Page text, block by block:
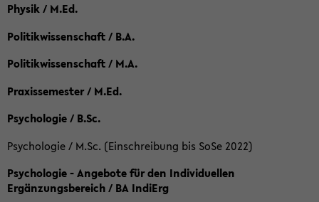
Physik / M.Ed.
Politikwissenschaft / B.A.
Politikwissenschaft / M.A.
Praxissemester / M.Ed.
Psychologie / B.Sc.
Psychologie / M.Sc. (Einschreibung bis SoSe 2022)
Psychologie - Angebote für den Individuellen
Ergänzungsbereich / BA IndiErg